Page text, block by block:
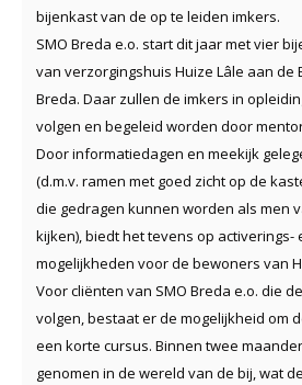
bijenkast van de op te leiden imkers.
SMO Breda e.o. start dit jaar met vier
van verzorgingshuis Huize Lâle aan de
Breda. Daar zullen de imkers in
volgen en begeleid worden door
Door informatiedagen en meekijk
(d.m.v. ramen met goed zicht op de
die gedragen kunnen worden als men
kijken), biedt het tevens op activerings-
mogelijkheden voor de bewoners van
Voor cliënten van SMO Breda e.o. die
volgen, bestaat er de mogelijkheid om
een korte cursus. Binnen twee
genomen in de wereld van de bij, wat